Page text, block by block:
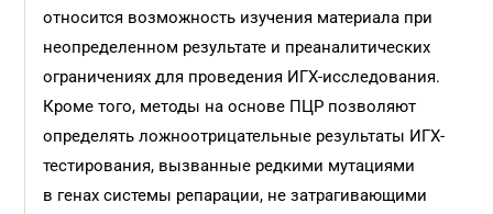
относится возможность изучения материала при
неопределенном результате и преаналитических
ограничениях для проведения ИГХ-исследования.
Кроме того, методы на основе ПЦР позволяют
определять ложноотрицательные результаты ИГХ-
тестирования, вызванные редкими мутациями
в генах системы репарации, не затрагивающими